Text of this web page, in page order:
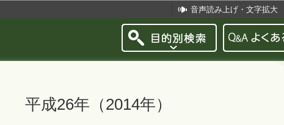
音声読み上げ・文字拡大
平成26年（2014年）